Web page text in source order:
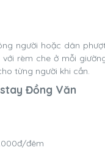
người hoặc dân
rèm che ở mỗi
từng người khi cần.
Đồng Văn
đêm